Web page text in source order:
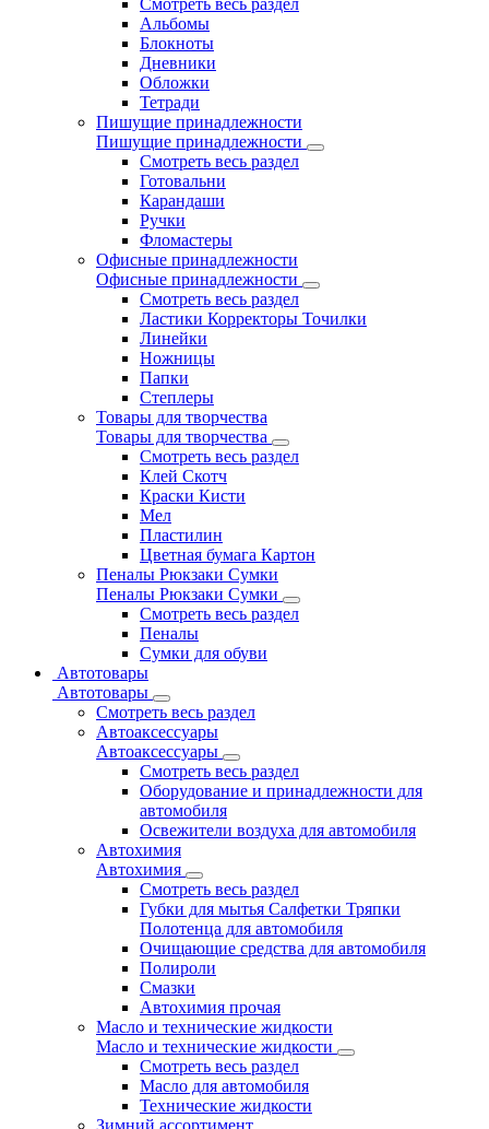
Смотреть весь раздел
Альбомы
Блокноты
Дневники
Обложки
Тетради
Пишущие принадлежности
Пишущие принадлежности
Смотреть весь раздел
Готовальни
Карандаши
Ручки
Фломастеры
Офисные принадлежности
Офисные принадлежности
Смотреть весь раздел
Ластики Корректоры Точилки
Линейки
Ножницы
Папки
Степлеры
Товары для творчества
Товары для творчества
Смотреть весь раздел
Клей Скотч
Краски Кисти
Мел
Пластилин
Цветная бумага Картон
Пеналы Рюкзаки Сумки
Пеналы Рюкзаки Сумки
Смотреть весь раздел
Пеналы
Сумки для обуви
Автотовары
Автотовары
Смотреть весь раздел
Автоаксессуары
Автоаксессуары
Смотреть весь раздел
Оборудование и принадлежности для
автомобиля
Освежители воздуха для автомобиля
Автохимия
Автохимия
Смотреть весь раздел
Губки для мытья Салфетки Тряпки
Полотенца для автомобиля
Очищающие средства для автомобиля
Полироли
Смазки
Автохимия прочая
Масло и технические жидкости
Масло и технические жидкости
Смотреть весь раздел
Масло для автомобиля
Технические жидкости
Зимний ассортимент